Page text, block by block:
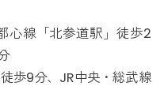
心線「北参道駅」徒歩2
歩9分、JR中央・総武線